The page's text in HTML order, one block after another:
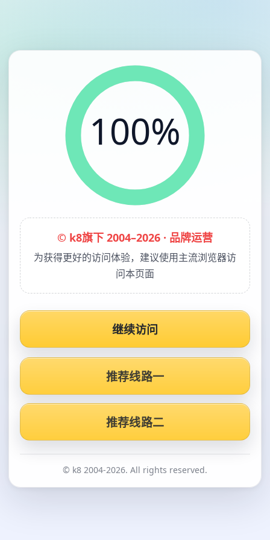
100%
© k8旗下 2004–2026 · 品牌运营
为获得更好的访问体验，建议使用主流浏览器访
问本页面
继续访问
推荐线路一
推荐线路二
© k8 2004-2026. All rights reserved.